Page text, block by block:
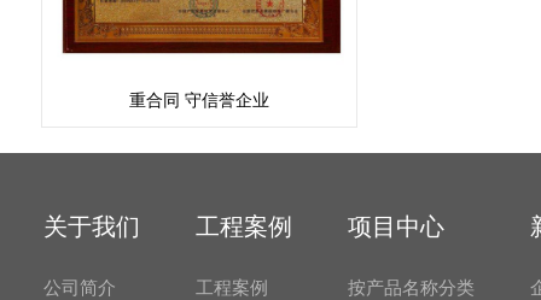
重合同 守信誉企业
关于我们
公司简介
工程案例
工程案例
项目中心
按产品名称分类